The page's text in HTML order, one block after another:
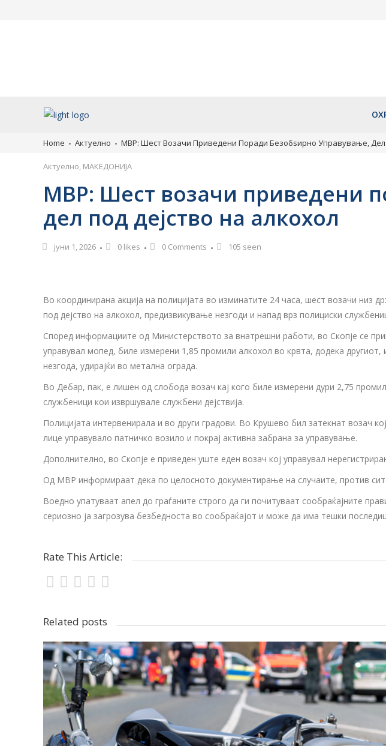
Home Актуелно МВР: Шест Возачи Приведени Поради Безобѕирно Управување, Дел
Актуелно, МАКЕДОНИЈА
МВР: Шест возачи приведени
дел под дејство на алкохол
јуни 1, 2026 0 likes 0 Comments 105 seen
Во координирана акција на полицијата во изминатите 24 часа, шест возачи
под дејство на алкохол, предизвикување незгоди и напад врз полициски
Според информациите од Министерството за внатрешни работи, во Скопје се
управувал мопед, биле измерени 1,85 промили алкохол во крвта, додека
незгода, удирајќи во метална ограда.
Во Дебар, пак, е лишен од слобода возач кај кого биле измерени дури 2,75
службеници кои извршувале службени дејствија.
Полицијата интервенирала и во други градови. Во Крушево бил затекнат возач
лице управувало патничко возило и покрај активна забрана за управување.
Дополнително, во Скопје е приведен уште еден возач кој управувал
Од МВР информираат дека по целосното документирање на случаите, против
Воедно упатуваат апел до граѓаните строго да ги почитуваат сообраќајните
сериозно ја загрозува безбедноста во сообраќајот и може да има тешки
Rate This Article:
Related posts